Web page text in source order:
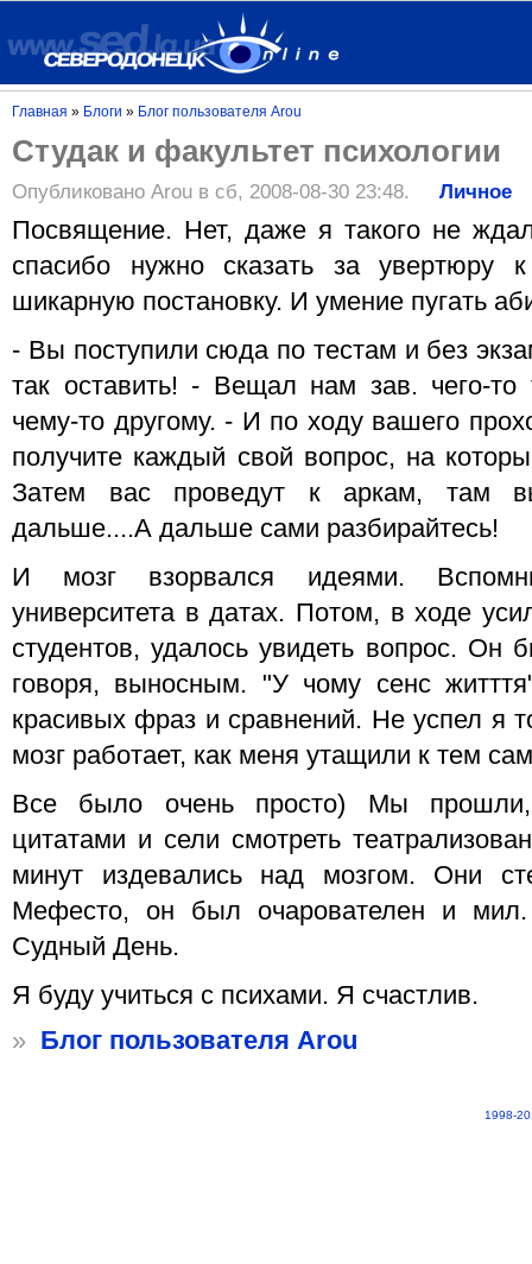
Главная » Блоги » Блог пользователя Arou
Студак и факультет психологии
Опубликовано Arou в сб, 2008-08-30 23:48. Личное
Посвящение. Нет, даже я такого не
спасибо нужно сказать за увертюру
шикарную постановку. И умение пугать
- Вы поступили сюда по тестам и без
так оставить! - Вещал нам зав. чего-
чему-то другому. - И по ходу вашего
получите каждый свой вопрос, на
Затем вас проведут к аркам, там
дальше....А дальше сами разбирайтесь!
И мозг взорвался идеями.
университета в датах. Потом, в ходе
студентов, удалось увидеть вопрос.
говоря, выносным. "У чому сенс
красивых фраз и сравнений. Не успел я
мозг работает, как меня утащили к тем
Все было очень просто) Мы прошли,
цитатами и сели смотреть
минут издевались над мозгом. Они
Мефесто, он был очарователен и
Судный День.
Я буду учиться с психами. Я счастлив.
» Блог пользователя Arou
1998-